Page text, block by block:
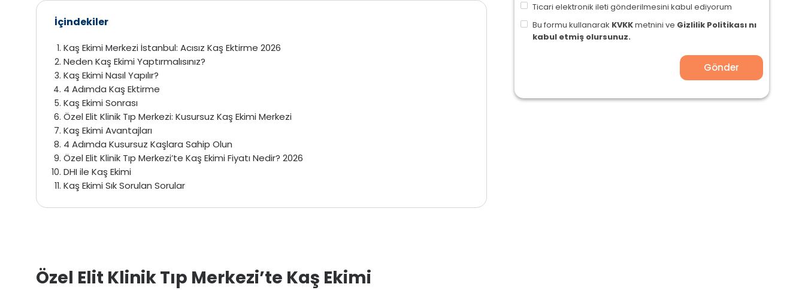
İçindekiler
Kaş Ekimi Merkezi İstanbul: Acısız Kaş Ektirme 2026
Neden Kaş Ekimi Yaptırmalısınız?
Kaş Ekimi Nasıl Yapılır?
4 Adımda Kaş Ektirme
Kaş Ekimi Sonrası
Özel Elit Klinik Tıp Merkezi: Kusursuz Kaş Ekimi Merkezi
Kaş Ekimi Avantajları
4 Adımda Kusursuz Kaşlara Sahip Olun
Özel Elit Klinik Tıp Merkezi’te Kaş Ekimi Fiyatı Nedir? 2026
DHI ile Kaş Ekimi
Kaş Ekimi Sık Sorulan Sorular
Ticari elektronik ileti gönderilmesini kabul ediyorum
Bu formu kullanarak KVKKmetnini ve Gizlilik Politikası nı
kabul etmiş olursunuz.
Özel Elit Klinik Tıp Merkezi’te Kaş Ekimi